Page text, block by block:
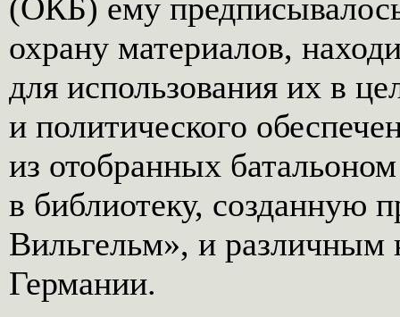
(ОКБ) ему
охрану материалов,
для использования их в
и политического
из отобранных
в библиотеку, созданную
Вильгельм», и
Германии.